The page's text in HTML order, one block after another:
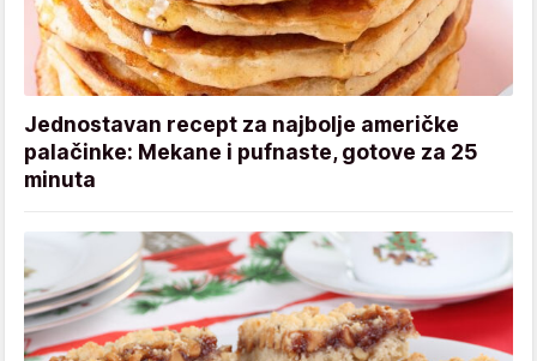
Jednostavan recept za najbolje američke
palačinke: Mekane i pufnaste, gotove za 25
minuta